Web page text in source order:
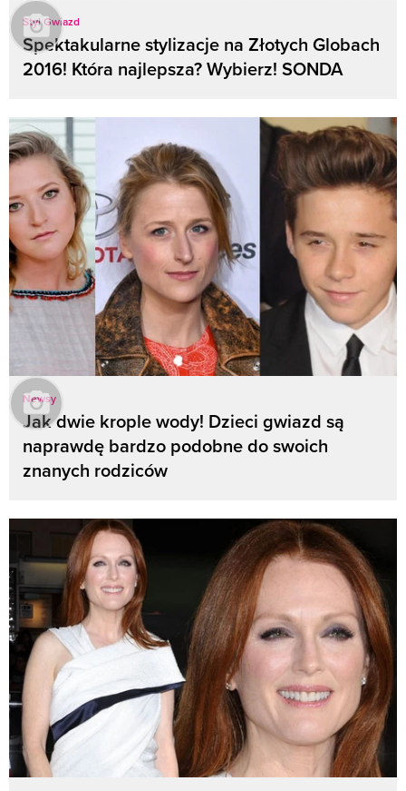
Styl Gwiazd
Spektakularne stylizacje na Złotych Globach
2016! Która najlepsza? Wybierz! SONDA
Newsy
Jak dwie krople wody! Dzieci gwiazd są
naprawdę bardzo podobne do swoich
znanych rodziców